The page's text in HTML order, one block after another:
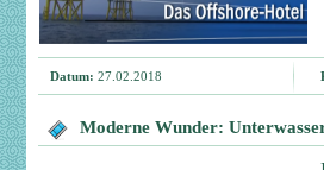
Datum: 27.02.2018
Moderne Wunder: